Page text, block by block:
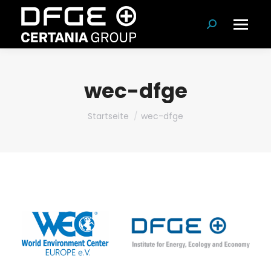
Suchen:
wec-dfge
Du bist hier:
Startseite wec-dfge